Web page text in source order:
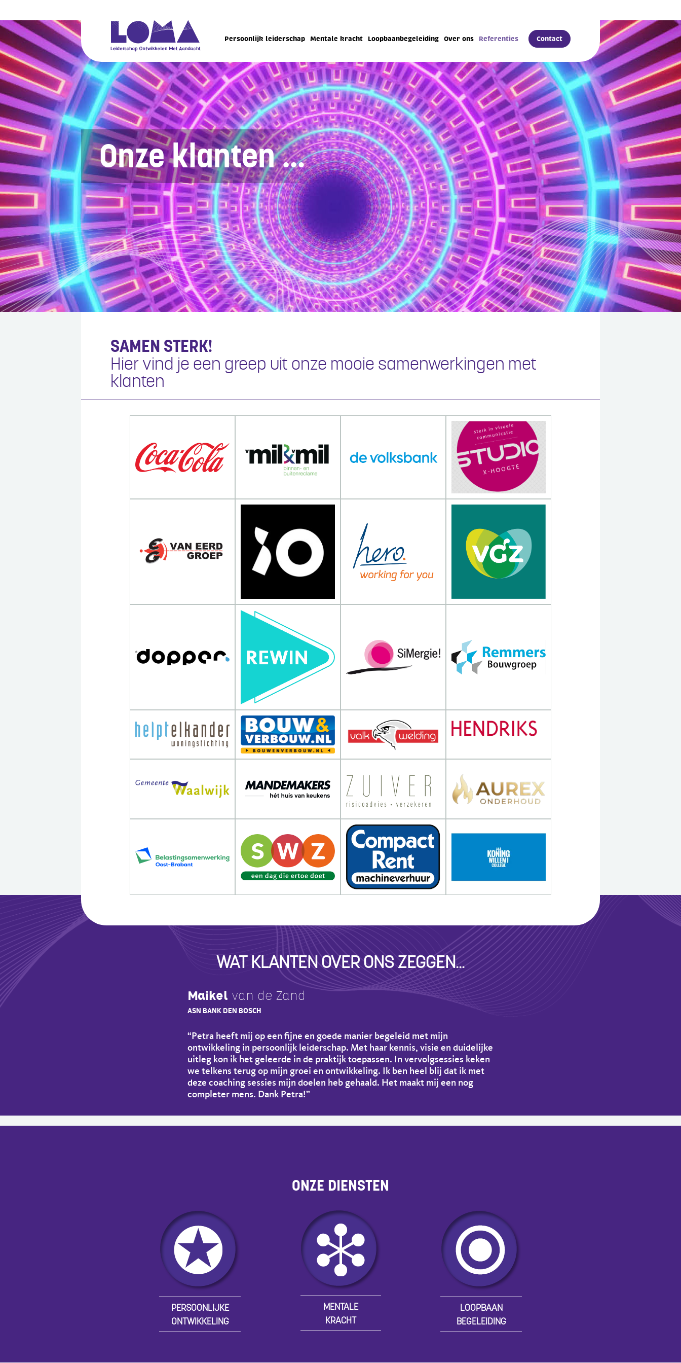
Persoonlijk leiderschap Mentale kracht Loopbaanbegeleiding Over ons Referenties Contact
Onze klanten ...
SAMEN STERK!
Hier vind je een greep uit onze mooie samenwerkingen met
klanten
WAT KLANTEN OVER ONS ZEGGEN...
Maikel van de Zand
ASN BANK DEN BOSCH
“Petra heeft mij op een fijne en goede manier begeleid met mijn
ontwikkeling in persoonlijk leiderschap. Met haar kennis, visie en duidelijke
uitleg kon ik het geleerde in de praktijk toepassen. In vervolgsessies keken
we telkens terug op mijn groei en ontwikkeling. Ik ben heel blij dat ik met
deze coaching sessies mijn doelen heb gehaald. Het maakt mij een nog
completer mens. Dank Petra!”
ONZE DIENSTEN
PERSOONLIJKE
ONTWIKKELING
MENTALE
KRACHT
LOOPBAAN
BEGELEIDING